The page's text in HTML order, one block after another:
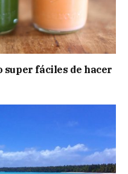
super fáciles de hacer